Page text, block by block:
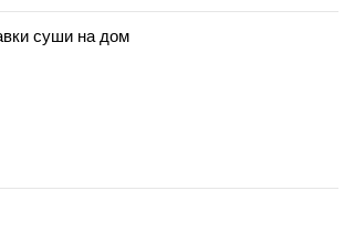
суши на дом